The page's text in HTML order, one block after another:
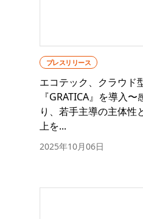
プレスリリース
エコテック、クラウド
『GRATICA』を導入
り、若手主導の主体性
上を...
2025年10月06日